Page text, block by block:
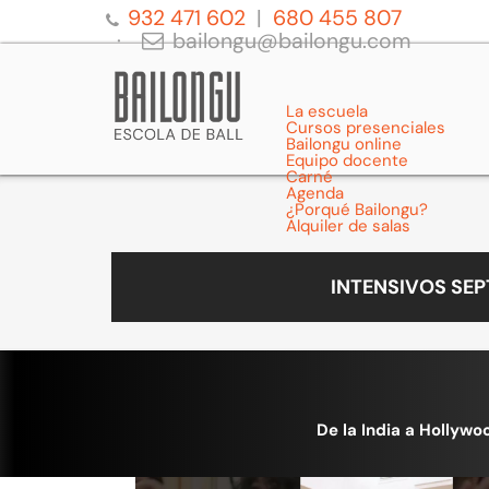
932 471 602
680 455 807
bailongu@bailongu.com
La escuela
Cursos presenciales
Bailongu online
Equipo docente
Carné
Agenda
¿Porqué Bailongu?
Alquiler de salas
INTENSIVOS
De la India a